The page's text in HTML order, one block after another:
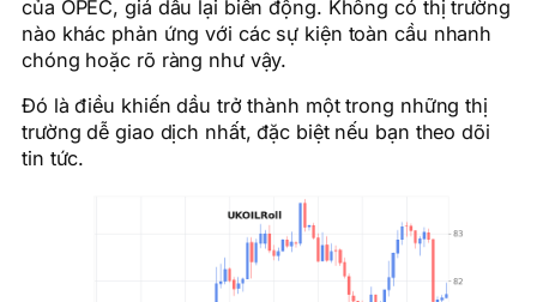
của OPEC, giá dầu lại biến động. Không có thị trường
nào khác phản ứng với các sự kiện toàn cầu nhanh
chóng hoặc rõ ràng như vậy.
Đó là điều khiến dầu trở thành một trong những thị
trường dễ giao dịch nhất, đặc biệt nếu bạn theo dõi
tin tức.